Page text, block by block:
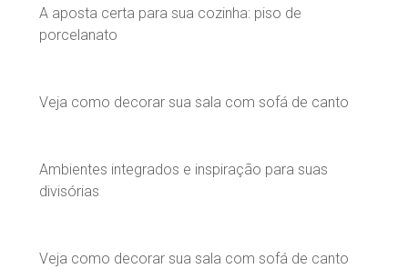
A aposta certa para sua cozinha: piso de
porcelanato
Veja como decorar sua sala com sofá de canto
Ambientes integrados e inspiração para suas
divisórias
Veja como decorar sua sala com sofá de canto